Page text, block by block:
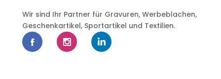
Wir sind Ihr Partner für Gravuren, Werbeblachen,
Geschenkartikel, Sportartikel und Textilien.